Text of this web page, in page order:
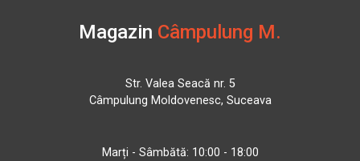
Magazin Câmpulung M.
Str. Valea Seacă nr. 5
Câmpulung Moldovenesc, Suceava
Marți - Sâmbătă: 10:00 - 18:00